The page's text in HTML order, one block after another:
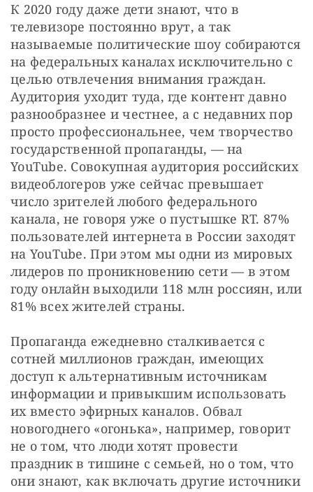
К 2020 году даже дети знают, что в
телевизоре постоянно врут, а так
называемые политические шоу собираются
на федеральных каналах исключительно с
целью отвлечения внимания граждан.
Аудитория уходит туда, где контент давно
разнообразнее и честнее, а с недавних пор
просто профессиональнее, чем творчество
государственной пропаганды, — на
YouTube. Совокупная аудитория российских
видеоблогеров уже сейчас превышает
число зрителей любого федерального
канала, не говоря уже о пустышке RT. 87%
пользователей интернета в России заходят
на YouTube. При этом мы одни из мировых
лидеров по проникновению сети — в этом
году онлайн выходили 118 млн россиян, или
81% всех жителей страны.
Пропаганда ежедневно сталкивается с
сотней миллионов граждан, имеющих
доступ к альтернативным источникам
информации и привыкшим использовать
их вместо эфирных каналов. Обвал
новогоднего «огонька», например, говорит
не о том, что люди хотят провести
праздник в тишине с семьей, но о том, что
они знают, как включать другие источники